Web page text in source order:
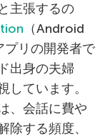
主張するの
（Android
プリの開発者で
出身の夫婦
しています。
、会話に費や
除する頻度、